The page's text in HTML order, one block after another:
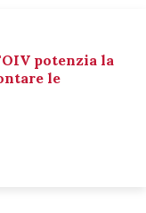
potenzia la
le